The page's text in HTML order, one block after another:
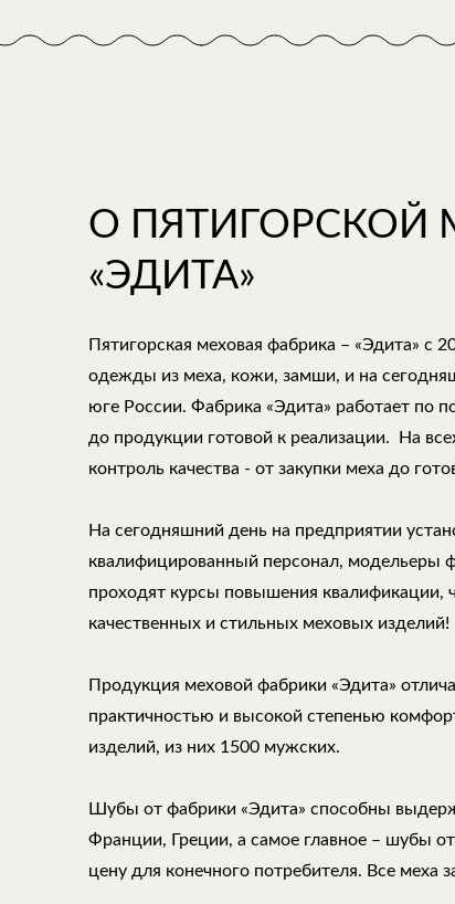
О ПЯТИГОРСКОЙ
«ЭДИТА»
Пятигорская меховая фабрика – «Эдита» с
одежды из меха, кожи, замши, и на
юге России. Фабрика «Эдита» работает по
до продукции готовой к реализации. На
контроль качества - от закупки меха до
На сегодняшний день на предприятии
квалифицированный персонал, модельеры
проходят курсы повышения квалификации,
качественных и стильных меховых изделий!
Продукция меховой фабрики «Эдита»
практичностью и высокой степенью
изделий, из них 1500 мужских.
Шубы от фабрики «Эдита» способны
Франции, Греции, а самое главное – шубы
цену для конечного потребителя. Все меха